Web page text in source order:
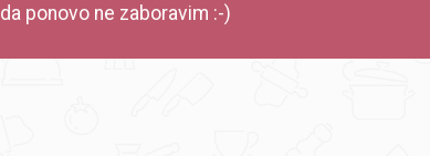
da ponovo ne zaboravim :-)